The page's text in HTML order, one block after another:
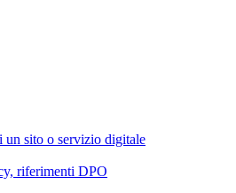
un sito o servizio digitale
riferimenti DPO